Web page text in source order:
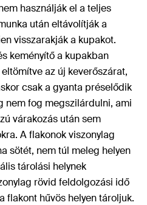
használják el a teljes
után eltávolítják a
visszarakják a kupakot.
keményítő a kupakban
az új keverőszárat,
csak a gyanta préselődik
nem fog megszilárdulni, ami
várakozás után sem
A flakonok viszonylag
sötét, nem túl meleg helyen
tárolási helynek
rövid feldolgozási idő
flakont hűvös helyen tároljuk.